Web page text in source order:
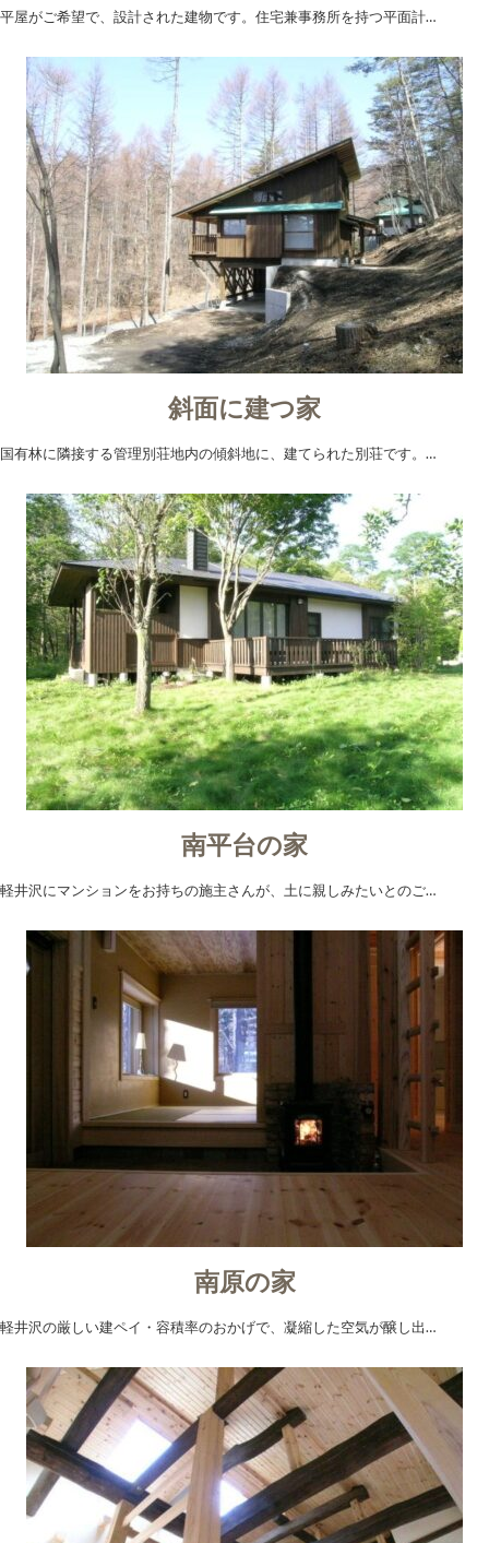
平屋がご希望で、設計された建物です。住宅兼事務所を持つ平面計…
斜面に建つ家
国有林に隣接する管理別荘地内の傾斜地に、建てられた別荘です。…
南平台の家
軽井沢にマンションをお持ちの施主さんが、土に親しみたいとのご…
南原の家
軽井沢の厳しい建ペイ・容積率のおかげで、凝縮した空気が醸し出…